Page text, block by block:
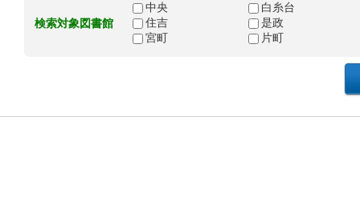
検索対象図書館
中央
白糸台
住吉
是政
宮町
片町